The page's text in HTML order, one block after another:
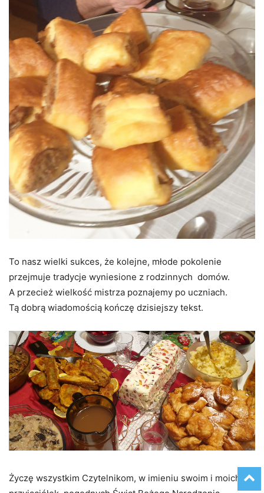
To nasz wielki sukces, że kolejne, młode pokolenie
przejmuje tradycje wyniesione z rodzinnych domów.
A przecież wielkość mistrza poznajemy po uczniach.
Tą dobrą wiadomością kończę dzisiejszy tekst.
Życzę wszystkim Czytelnikom, w imieniu swoim i moich